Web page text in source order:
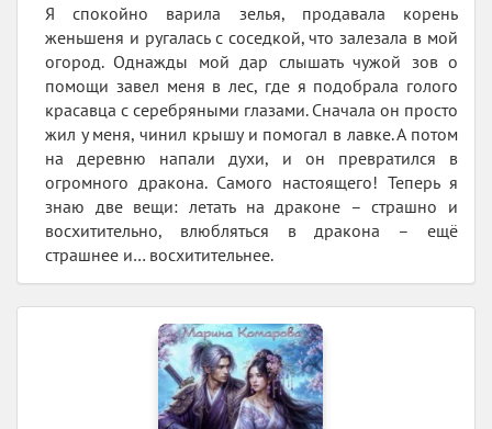
Я спокойно варила зелья, продавала корень
женьшеня и ругалась с соседкой, что залезала в мой
огород. Однажды мой дар слышать чужой зов о
помощи завел меня в лес, где я подобрала голого
красавца с серебряными глазами. Сначала он просто
жил у меня, чинил крышу и помогал в лавке. А потом
на деревню напали духи, и он превратился в
огромного дракона. Самого настоящего! Теперь я
знаю две вещи: летать на драконе – страшно и
восхитительно, влюбляться в дракона – ещё
страшнее и… восхитительнее.